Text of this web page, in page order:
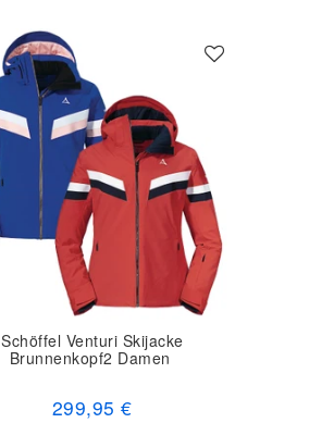
Schöffel Venturi Skijacke
Brunnenkopf2 Damen
299,95 €